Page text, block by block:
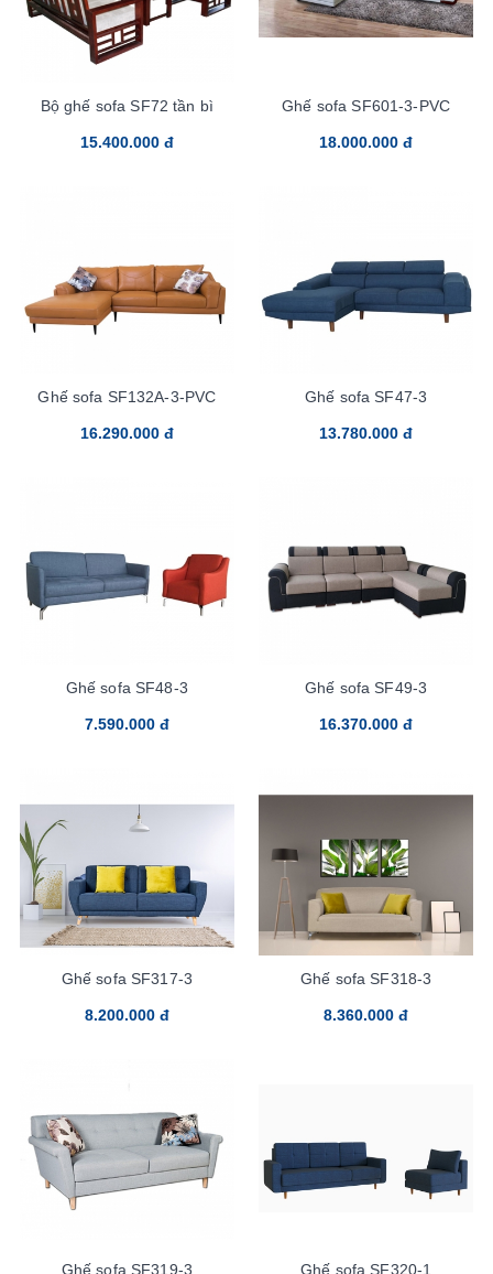
Bộ ghế sofa SF72 tần bì
15.400.000 đ
Ghế sofa SF601-3-PVC
18.000.000 đ
Ghế sofa SF132A-3-PVC
16.290.000 đ
Ghế sofa SF47-3
13.780.000 đ
Ghế sofa SF48-3
7.590.000 đ
Ghế sofa SF49-3
16.370.000 đ
Ghế sofa SF317-3
8.200.000 đ
Ghế sofa SF318-3
8.360.000 đ
Ghế sofa SF319-3 Ghế sofa SF320-1